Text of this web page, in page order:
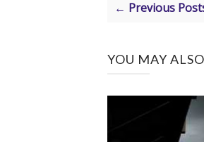
← Previous
YOU MAY